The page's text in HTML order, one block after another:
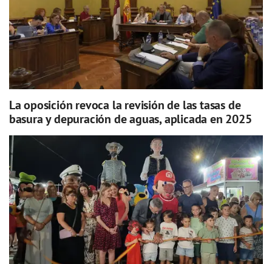
La oposición revoca la revisión de las tasas de
basura y depuración de aguas, aplicada en 2025